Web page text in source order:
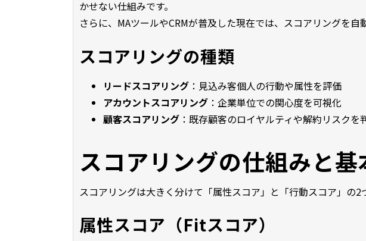
かせない仕組みです。
さらに、MAツールやCRMが普及した現在では、スコアリングを自
スコアリングの種類
リードスコアリング ：見込み客個人の行動や属性を評価
アカウントスコアリング ：企業単位での関心度を可視化
顧客スコアリング ：既存顧客のロイヤルティや解約リスクを
スコアリングの仕組みと基
スコアリングは大きく分けて「属性スコア」と「行動スコア」の2
属性スコア（Fitスコア）